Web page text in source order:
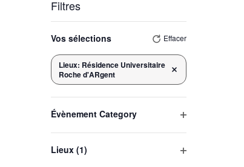
Filtres
La
de
l'une
entrées
du
formulaire
entraînera
l'actualisation
de
liste
événements
avec
les
filtrés.
Vos sélections Effacer
Lieux: Résidence Universitaire
Roche d'ARgent
Supprimer les filtres
Évènement Category
filtres
Lieux (1)